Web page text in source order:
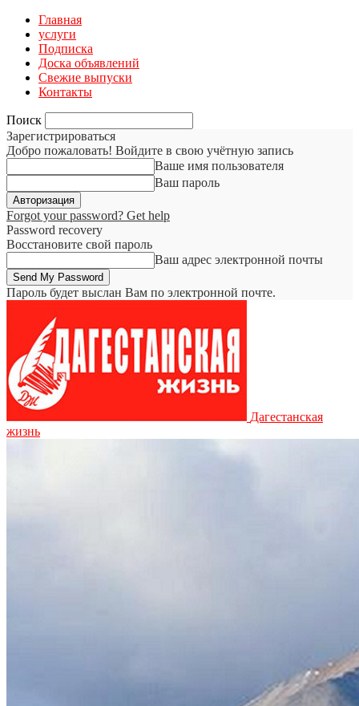
Главная
услуги
Подписка
Доска объявлений
Свежие выпуски
Контакты
Поиск
Зарегистрироваться
Добро пожаловать! Войдите в свою учётную запись
Ваше имя пользователя
Ваш пароль
Forgot your password? Get help
Password recovery
Восстановите свой пароль
Ваш адрес электронной почты
Пароль будет выслан Вам по электронной почте.
Дагестанская
жизнь